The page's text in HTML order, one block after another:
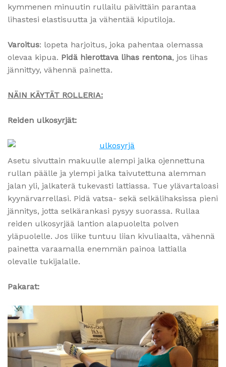
kymmenen minuutin rullailu päivittäin parantaa
lihastesi elastisuutta ja vähentää kiputiloja.
Varoitus: lopeta harjoitus, joka pahentaa olemassa
olevaa kipua. Pidä hierottava lihas rentona, jos lihas
jännittyy, vähennä painetta.
NÄIN KÄYTÄT ROLLERIA:
Reiden ulkosyrjät:
Asetu sivuttain makuulle alempi jalka ojennettuna
rullan päälle ja ylempi jalka taivutettuna alemman
jalan yli, jalkaterä tukevasti lattiassa. Tue ylävartaloasi
kyynärvarrellasi. Pidä vatsa- sekä selkälihaksissa pieni
jännitys, jotta selkärankasi pysyy suorassa. Rullaa
reiden ulkosyrjää lantion alapuolelta polven
yläpuolelle. Jos liike tuntuu liian kivuliaalta, vähennä
painetta varaamalla enemmän painoa lattialla
olevalle tukijalalle.
Pakarat: